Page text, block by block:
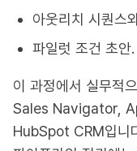
아웃리치 시퀀스
파일럿 조건 초안
이 과정에서 실무적
Sales Navigator,
HubSpot CRM입니